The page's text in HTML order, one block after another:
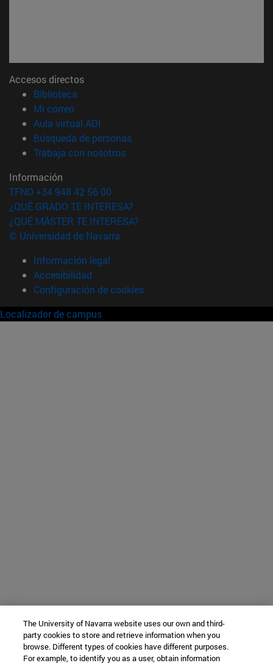
Accesos directos
Biblioteca
Mi correo(abre en nueva ventana)
Aula virtual ADI
Búsqueda de personas(abre en nueva ventana)
Trabaja con nosotros(abre en nueva ventana)
Información
TFNO +34 948 42 56 00
¿QUÉ GRADO TE INTERESA?
¿QUÉ MÁSTER TE INTERESA?
© Universidad de Navarra
Información legal
Accesibilidad
Configuración de cookies
Localizador de campus
The University of Navarra website uses our own and third-
party cookies to store and retrieve information when you
browse. Different types of cookies have different purposes.
For example, to identify you as a user, obtain information